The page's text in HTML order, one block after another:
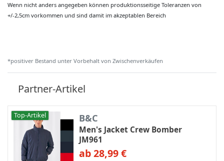
Wenn nicht anders angegeben können produktionsseitige Toleranzen von
+/-2,5cm vorkommen und sind damit im akzeptablen Bereich
*positiver Bestand unter Vorbehalt von Zwischenverkäufen
Partner-Artikel
Top-Artikel B&C
Men's Jacket Crew Bomber
JM961
ab 28,99 €